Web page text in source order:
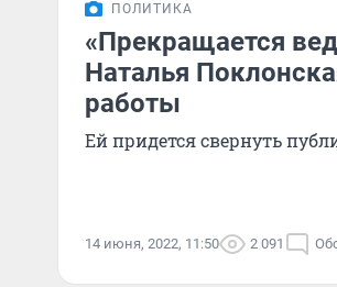
ПОЛИТИКА
«Прекращается
Наталья
работы
Ей придется свернуть
14 июня, 2022, 11:50 2 091